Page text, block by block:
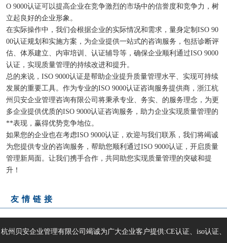
O 9000认证可以提高企业在竞争激烈的市场中的信誉度和竞争力，树
立起良好的企业形象。
在实际操作中，我们会根据企业的实际情况和需求，量身定制ISO 90
00认证规划和实施方案，为企业提供一站式的咨询服务，包括诊断评
估、体系建立、内审培训、认证辅导等，确保企业顺利通过ISO 9000
认证，实现质量管理的持续改进和提升。
总的来说，ISO 9000认证是帮助企业提升质量管理水平、实现可持续
发展的重要工具。作为专业的ISO 9000认证咨询服务提供商，浙江杭
州贝安企业管理咨询有限公司将秉承专业、务实、的服务理念，为更
多企业提供优质的ISO 9000认证咨询服务，助力企业实现质量管理的
**表现，赢得优势竞争地位。
如果您的企业也在考虑ISO 9000认证，欢迎与我们联系，我们将竭诚
为您提供专业的咨询服务，帮助您顺利通过ISO 9000认证，开启质量
管理新局面。让我们携手合作，共同助您实现质量管理的突破和提
升！
友情链接
杭州贝安企业管理有限公司竭诚为广大企业客户提供:CE认证、iso认证、